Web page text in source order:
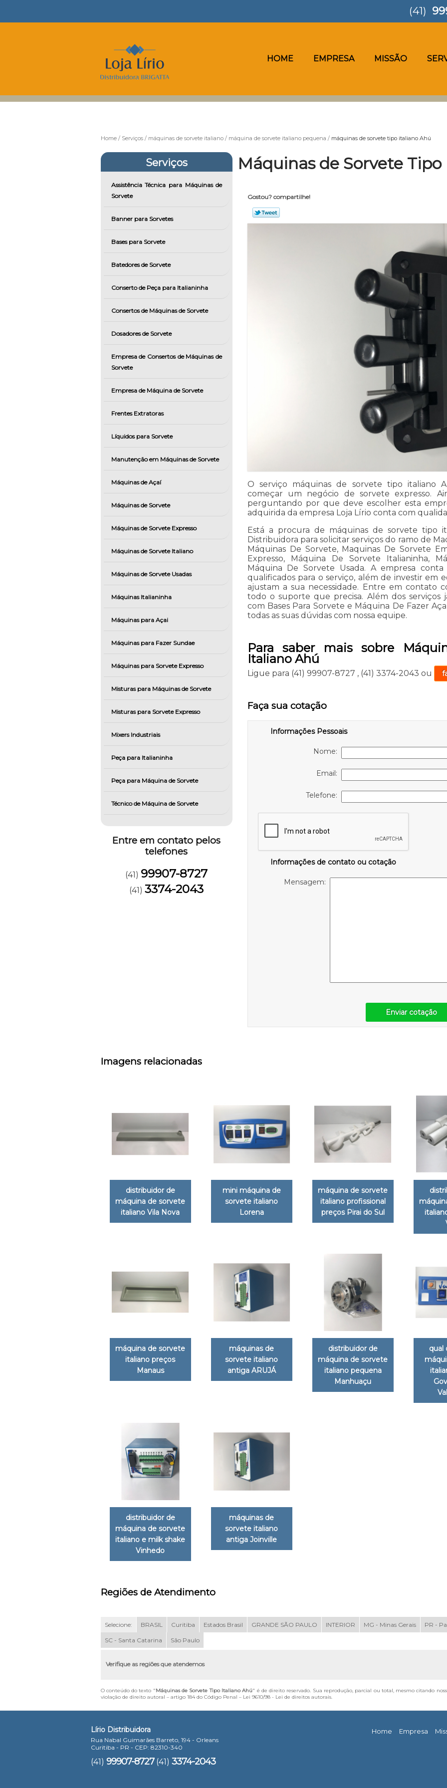
HOME EMPRESA MISSÃO
(41)
Home Serviços máquinas de sorvete italiano máquina de sorvete italiano pequena máquinas de sorvete tipo italiano Ahú
Serviços
Assistência Técnica para Máquinas de
Sorvete
Banner para Sorvetes
Bases para Sorvete
Batedores de Sorvete
Conserto de Peça para Italianinha
Consertos de Máquinas de Sorvete
Dosadores de Sorvete
Empresa de Consertos de Máquinas de
Sorvete
Empresa de Máquina de Sorvete
Frentes Extratoras
Líquidos para Sorvete
Manutenção em Máquinas de Sorvete
Máquinas de Açaí
Máquinas de Sorvete
Máquinas de Sorvete Expresso
Máquinas de Sorvete Italiano
Máquinas de Sorvete Usadas
Máquinas Italianinha
Máquinas para Açai
Máquinas para Fazer Sundae
Máquinas para Sorvete Expresso
Misturas para Máquinas de Sorvete
Misturas para Sorvete Expresso
Mixers Industriais
Peça para Italianinha
Peça para Máquina de Sorvete
Técnico de Máquina de Sorvete
Entre em contato pelos
telefones
(41) 99907-8727
(41)3374-2043
Máquinas de Sorvete
Gostou? compartilhe!
O serviço máquinas de sorvete tipo italiano
começar um negócio de sorvete expresso.
perguntando por que deve escolher esta
adquirida da empresa Loja Lírio conta com
Está a procura de máquinas de sorvete tipo
Distribuidora para solicitar serviços do ramo de
Máquinas De Sorvete, Maquinas De Sorvete
Expresso, Máquina De Sorvete Italianinha,
Máquina De Sorvete Usada. A empresa
qualificados para o serviço, além de investir em
ajustam a sua necessidade. Entre em contato
todo o suporte que precisa. Além dos serviços
com Bases Para Sorvete e Máquina De Fazer
todas as suas dúvidas com nossa equipe.
Para saber mais sobre
Italiano Ahú
Ligue para (41) 99907-8727 , (41) 3374-2043 ou
Faça sua cotação
Informações Pessoais
Nome:
Email:
Telefone:
Informações de contato ou cotação
Mensagem:
Enviar cotação
Imagens relacionadas
distribuidor de
máquina de sorvete
italiano Vila Nova
mini máquina de
sorvete italiano
Lorena
máquina de sorvete
italiano profissional
preços Pirai do Sul
máquina de sorvete
italiano preços
Manaus
máquinas de
sorvete italiano
antiga ARUJÁ
distribuidor de
máquina de sorvete
italiano pequena
Manhuaçu
qual
distribuidor de
máquina de sorvete
italiano e milk shake
Vinhedo
máquinas de
sorvete italiano
antiga Joinville
Regiões de Atendimento
Selecione: BRASIL Curitiba Estados Brasil GRANDE SÃO PAULO INTERIOR MG - Minas Gerais PR -
SC - Santa Catarina São Paulo
Verifique as regiões que atendemos
O conteúdo do texto "Máquinas de Sorvete Tipo Italiano Ahú" é de direito reservado. Sua reprodução, parcial ou total, mesmo citando
violação de direito autoral – artigo 184 do Código Penal – Lei 9610/98 - Lei de direitos autorais.
Lírio Distribuidora
Rua Nabal Guimarães Barreto, 194 - Orleans
Curitiba - PR - CEP: 82310-340
(41) 99907-8727 (41) 3374-2043
Home Empresa